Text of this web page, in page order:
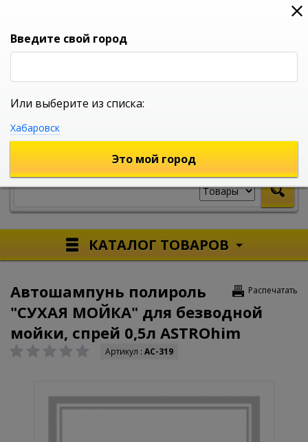
0
УНИВЕРСАЛЬНЫЙ ИНТЕРНЕТ МАГАЗИН
КАТАЛОГ ТОВАРОВ
Распечатать
Автошампунь полироль
"СУХАЯ МОЙКА" для безводной
мойки, спрей 0,5л ASTROhim
Артикул : AC-319
Введите свой город
Или выберите из списка:
Хабаровск
Это мой город